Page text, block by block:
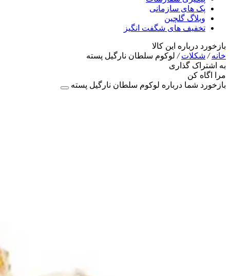
پک های سازمانی
وبلاگ گلچین
تخفیف های شگفت انگیز
بازخورد درباره این کالا
خانه/ شکلات/ لوکوم سلطان نارگیل پسته
به اشتراک گذاری
مرا اگاه کن
بازخورد شما درباره لوکوم سلطان نارگیل پسته